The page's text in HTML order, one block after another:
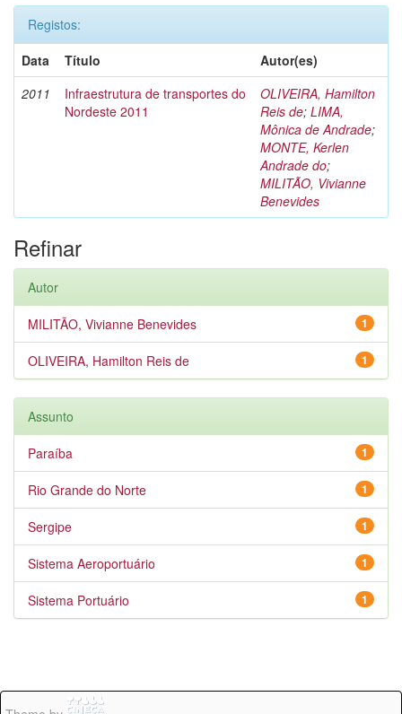
Registos:
Data
Título
Autor(es)
2011
Infraestrutura de transportes do
Nordeste 2011
OLIVEIRA, Hamilton
Reis de; LIMA,
Mônica de Andrade;
MONTE, Kerlen
Andrade do;
MILITÃO, Vivianne
Benevides
Refinar
Autor
1
MILITÃO, Vivianne Benevides
1
OLIVEIRA, Hamilton Reis de
Assunto
1
Paraíba
1
Rio Grande do Norte
1
Sergipe
1
Sistema Aeroportuário
1
Sistema Portuário